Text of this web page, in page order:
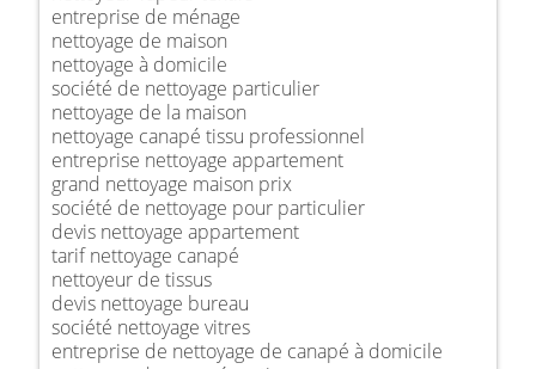
entreprise de ménage
nettoyage de maison
nettoyage à domicile
société de nettoyage particulier
nettoyage de la maison
nettoyage canapé tissu professionnel
entreprise nettoyage appartement
grand nettoyage maison prix
société de nettoyage pour particulier
devis nettoyage appartement
tarif nettoyage canapé
nettoyeur de tissus
devis nettoyage bureau
société nettoyage vitres
entreprise de nettoyage de canapé à domicile